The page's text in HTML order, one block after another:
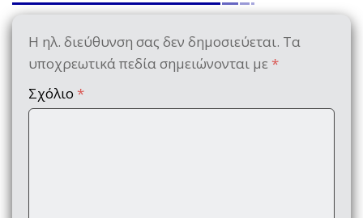
Η ηλ. διεύθυνση σας δεν δημοσιεύεται. Τα
υποχρεωτικά πεδία σημειώνονται με *
Σχόλιο *